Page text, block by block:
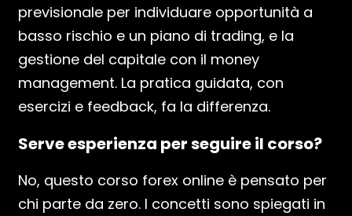
previsionale per individuare opportunità a
basso rischio e un piano di trading, e la
gestione del capitale con il money
management. La pratica guidata, con
esercizi e feedback, fa la differenza.
Serve esperienza per seguire il corso?
No, questo corso forex online è pensato per
chi parte da zero. I concetti sono spiegati in